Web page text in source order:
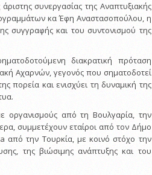
συνεργασίας της Αναπτυξιακής
κα Έφη Αναστασοπούλου, η
συγγραφής και του συντονισμού της
διακρατική πρόταση
Αχαρνών, γεγονός που σηματοδοτεί
πορεία και ενισχύει τη δυναμική της
οργανισμούς από τη Βουλγαρία, την
συμμετέχουν εταίροι από τον Δήμο
από την Τουρκία, με κοινό στόχο την
της βιώσιμης ανάπτυξης και του